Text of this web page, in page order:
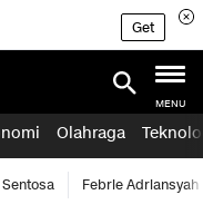
Get
MENU
Olahraga
Febrie Adriansyah